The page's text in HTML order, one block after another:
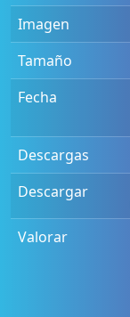
Imagen
Tamaño
Fecha
Descargas
Descargar
Valorar